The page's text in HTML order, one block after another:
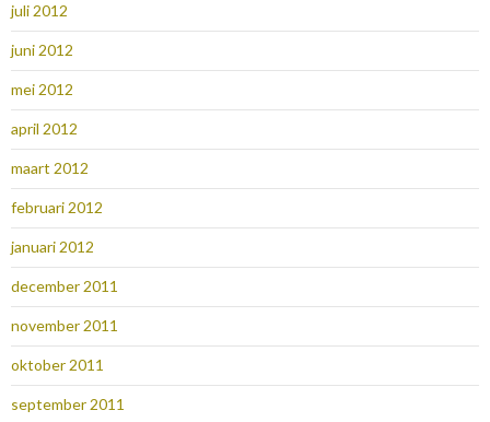
juli 2012
juni 2012
mei 2012
april 2012
maart 2012
februari 2012
januari 2012
december 2011
november 2011
oktober 2011
september 2011